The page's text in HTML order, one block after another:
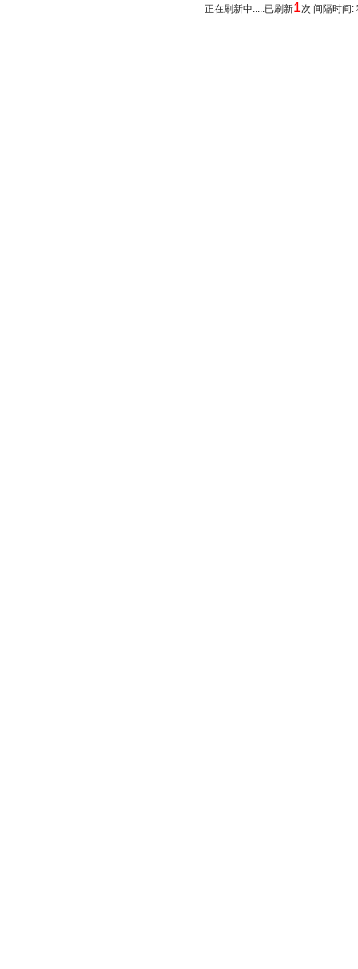
正在刷新中.....已刷新1次 间隔时间: